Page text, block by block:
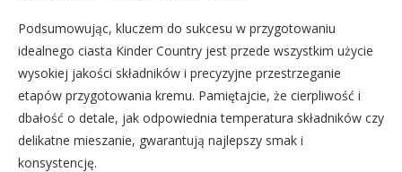
Podsumowując, kluczem do sukcesu w przygotowaniu
idealnego ciasta Kinder Country jest przede wszystkim użycie
wysokiej jakości składników i precyzyjne przestrzeganie
etapów przygotowania kremu. Pamiętajcie, że cierpliwość i
dbałość o detale, jak odpowiednia temperatura składników czy
delikatne mieszanie, gwarantują najlepszy smak i
konsystencję.